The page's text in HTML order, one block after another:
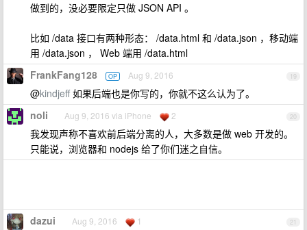
做到的，没必要限定只做 JSON API 。
比如 /data 接口有两种形态： /data.html 和 /data.json ，移动端
用 /data.json ， Web 端用 /data.html
19
FrankFang128 OP Aug 9, 2016
@kindjeff如果后端也是你写的，你就不这么认为了。
20
noli Aug 9, 2016 via iPhone 2
我发现声称不喜欢前后端分离的人，大多数是做 web 开发的。
只能说，浏览器和 nodejs 给了你们迷之自信。
21
dazui Aug 9, 2016 1